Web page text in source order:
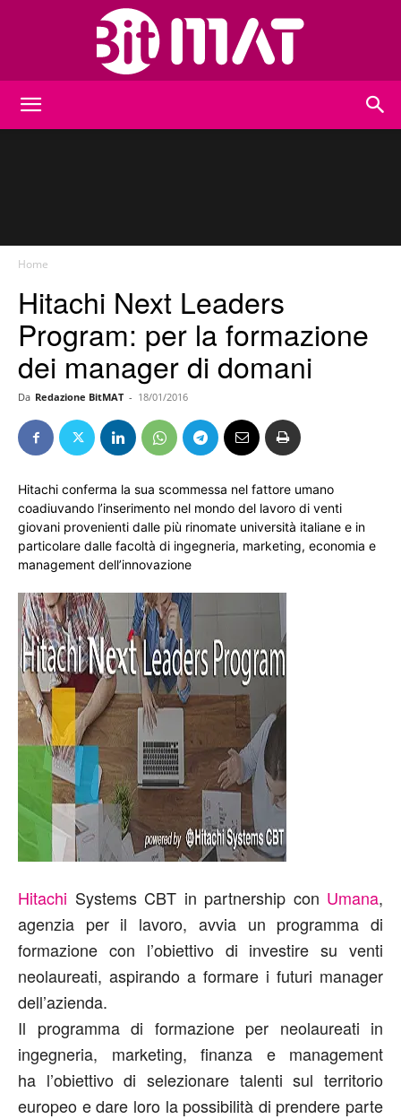
Home
Hitachi Next Leaders
Program: per la formazione
dei manager di domani
Da Redazione BitMAT - 18/01/2016
Hitachi conferma la sua scommessa nel fattore umano
coadiuvando l’inserimento nel mondo del lavoro di venti
giovani provenienti dalle più rinomate università italiane e in
particolare dalle facoltà di ingegneria, marketing, economia e
management dell’innovazione
Hitachi Systems CBT in partnership con Umana,
agenzia per il lavoro, avvia un programma di
formazione con l’obiettivo di investire su venti
neolaureati, aspirando a formare i futuri manager
dell’azienda.
Il programma di formazione per neolaureati in
ingegneria, marketing, finanza e management
ha l’obiettivo di selezionare talenti sul territorio
europeo e dare loro la possibilità di prendere parte